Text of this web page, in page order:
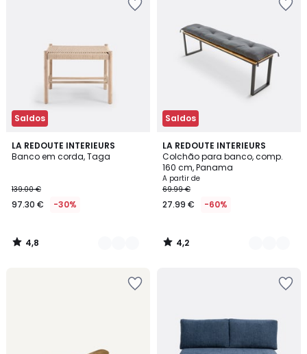
Saldos
LA REDOUTE INTERIEURS
Banco em corda, Taga
139.00 €
97.30 € -30%
4,8
/ 5
2
Cores
4,8
/
Saldos
LA REDOUTE INTERIEURS
Colchão para banco, comp.
160 cm, Panama
A partir de
69.99 €
27.99 € -60%
4,2
/ 5
5
Cores
4,2
/